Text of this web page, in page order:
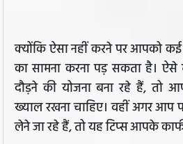
क्योंकि ऐसा नहीं करने पर आपको कई
का सामना करना पड़ सकता है।
दौड़ने की योजना बना रहे हैं, तो
ख्याल रखना चाहिए। वहीं अगर आप
लेने जा रहे हैं, तो यह टिप्स आपके